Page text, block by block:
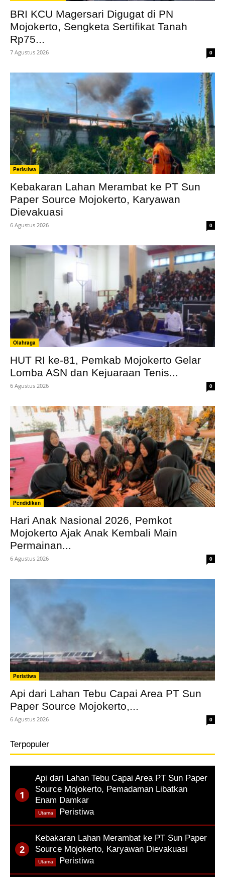
BRI KCU Magersari Digugat di PN
Mojokerto, Sengketa Sertifikat Tanah
Rp75...
7 Agustus 2026 0
Peristiwa
Kebakaran Lahan Merambat ke PT Sun
Paper Source Mojokerto, Karyawan
Dievakuasi
6 Agustus 2026 0
Olahraga
HUT RI ke-81, Pemkab Mojokerto Gelar
Lomba ASN dan Kejuaraan Tenis...
6 Agustus 2026 0
Pendidikan
Hari Anak Nasional 2026, Pemkot
Mojokerto Ajak Anak Kembali Main
Permainan...
6 Agustus 2026 0
Peristiwa
Api dari Lahan Tebu Capai Area PT Sun
Paper Source Mojokerto,...
6 Agustus 2026 0
Terpopuler
Api dari Lahan Tebu Capai Area PT Sun Paper
Source Mojokerto, Pemadaman Libatkan
Enam Damkar
Peristiwa
Utama
Kebakaran Lahan Merambat ke PT Sun Paper
Source Mojokerto, Karyawan Dievakuasi
Peristiwa
Utama